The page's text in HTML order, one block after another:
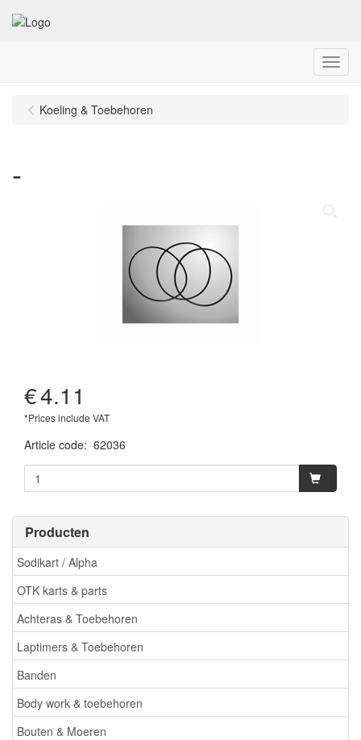
Menu
Producten
Sodikart / Alpha
OTK karts & parts
Achteras & Toebehoren
Laptimers & Toebehoren
Banden
Body work & toebehoren
Bouten & Moeren
Koeling & Toebehoren
-
€4.11
*Prices include VAT
Article code: 62036